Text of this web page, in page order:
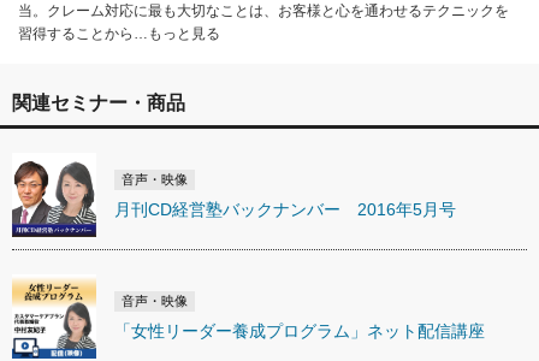
当。クレーム対応に最も大切なことは、お客様と心を通わせるテクニックを
習得することから…もっと見る
関連セミナー・商品
音声・映像
月刊CD経営塾バックナンバー 2016年5月号
音声・映像
「女性リーダー養成プログラム」ネット配信講座